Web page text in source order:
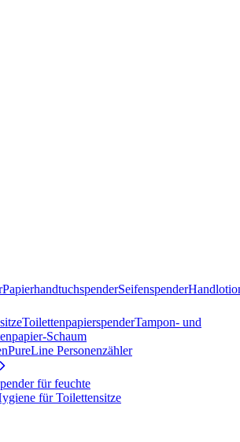
PapierhandtuchspenderSeifenspender
ToilettenpapierspenderTampon- und
Schaum
PureLine Personenzähler
für feuchte
für Toilettensitze